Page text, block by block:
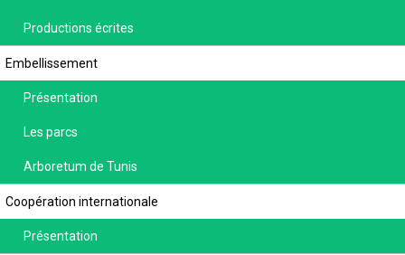
Productions écrites
Embellissement
Présentation
Les parcs
Arboretum de Tunis
Coopération internationale
Présentation